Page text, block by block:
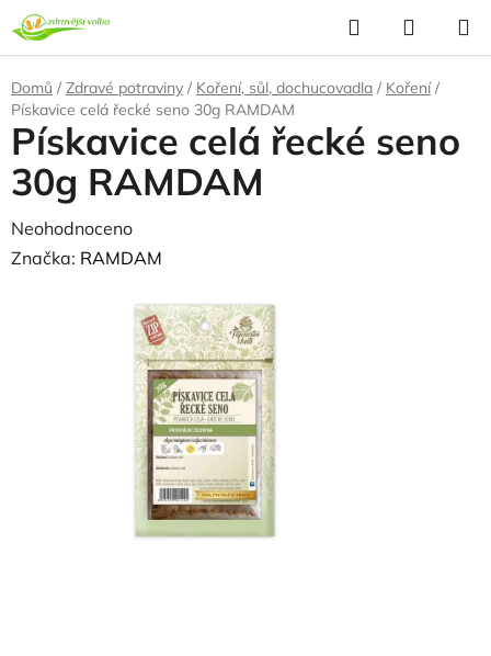
Přejít
na
obsah
Hledat
KOŠÍK
Domů / Zdravé potraviny / Koření, sůl, dochucovadla / Koření /
Pískavice celá řecké seno 30g RAMDAM
Pískavice celá řecké seno
30g RAMDAM
Průměrné
hodnocení
Neohodnoceno
Značka: RAMDAM